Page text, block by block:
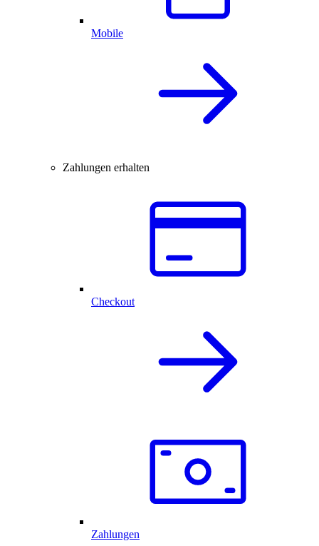
Mobile
Zahlungen erhalten
Checkout
Zahlungen